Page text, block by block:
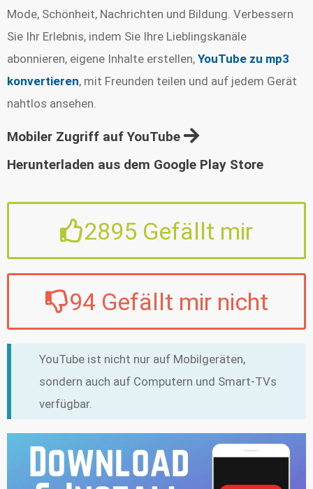
Mode, Schönheit, Nachrichten und Bildung. Verbessern
Sie Ihr Erlebnis, indem Sie Ihre Lieblingskanäle
abonnieren, eigene Inhalte erstellen, YouTube zu mp3
konvertieren, mit Freunden teilen und auf jedem Gerät
nahtlos ansehen.
Mobiler Zugriff auf YouTube
Herunterladen aus dem Google Play Store
2895 Gefällt mir
94 Gefällt mir nicht
YouTube ist nicht nur auf Mobilgeräten,
sondern auch auf Computern und Smart-TVs
verfügbar.